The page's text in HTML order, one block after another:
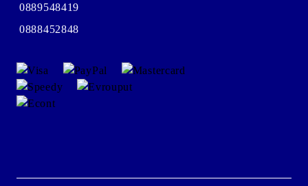
0889548419
0888452848